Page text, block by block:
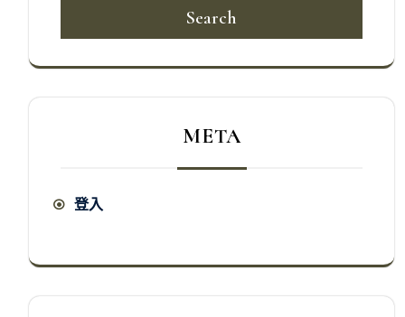
Search
META
登入